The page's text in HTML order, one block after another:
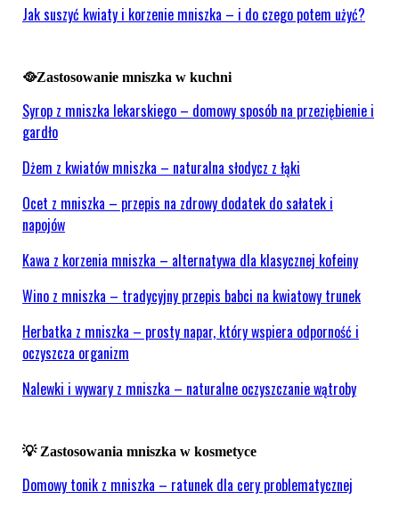
Jak suszyć kwiaty i korzenie mniszka – i do czego potem użyć?
🥘Zastosowanie mniszka w kuchni
Syrop z mniszka lekarskiego – domowy sposób na przeziębienie i
gardło
Dżem z kwiatów mniszka – naturalna słodycz z łąki
Ocet z mniszka – przepis na zdrowy dodatek do sałatek i
napojów
Kawa z korzenia mniszka – alternatywa dla klasycznej kofeiny
Wino z mniszka – tradycyjny przepis babci na kwiatowy trunek
Herbatka z mniszka – prosty napar, który wspiera odporność i
oczyszcza organizm
Nalewki i wywary z mniszka – naturalne oczyszczanie wątroby
💡 Zastosowania mniszka w kosmetyce
Domowy tonik z mniszka – ratunek dla cery problematycznej